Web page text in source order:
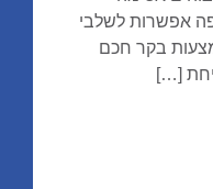
אפשרות לשלבי
בקר חכם